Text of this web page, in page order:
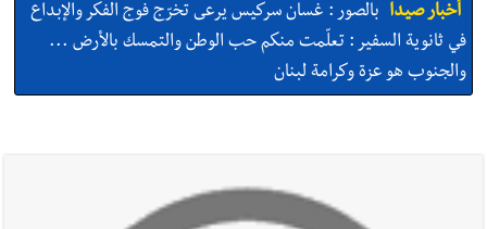
أخبار صيدا بالصور : غسان سركيس يرعى تخرّج فوج الفكر والإبداع
في ثانوية السفير : تعلّمت منكم حب الوطن والتمسك بالأرض ...
والجنوب هو عزة وكرامة لبنان
خرق إسرائيلي في زوطر الغربية وساتر ترابي قبالة آخر